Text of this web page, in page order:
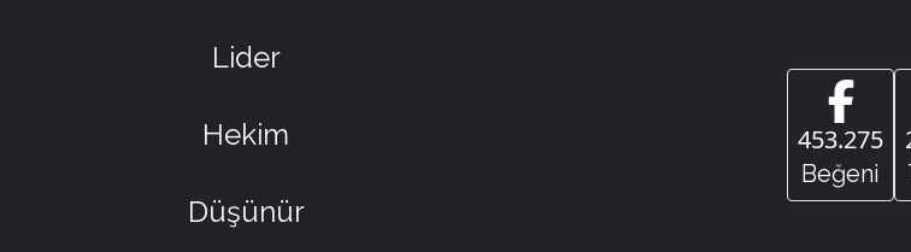
Lider
Hekim
Düşünür
453.275
Beğeni